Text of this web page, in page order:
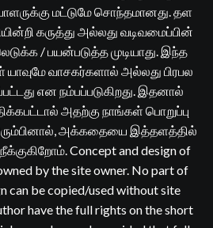
மட்டுமே சொந்தமானது. தள
கருத்து அல்லது வடிவமைப்பின்
/ பயன்படுத்த முடியாது. இந்த
வாசகர்களால் அல்லது பிரபல
என நம்பப்படுகிறது. இதனால்
அதற்கு நாங்கள் பொறுப்பு
அக்கதையை இத்தளத்தில்
Concept and design of
by the site owner. No part of
can be copied/used without site
have the full rights on the short